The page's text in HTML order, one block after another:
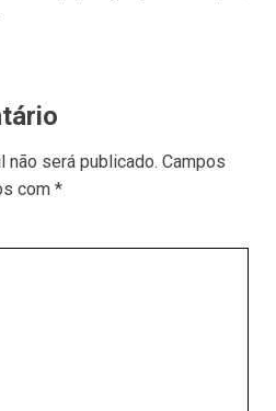
não será publicado. Campos
com *